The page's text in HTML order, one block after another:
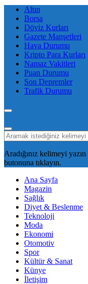
Altın
Borsa
Döviz Kurları
Gazete Manşetleri
Hava Durumu
Kripto Para Kurları
Namaz Vakitleri
Puan Durumu
Son Depremler
Trafik Durumu
Aradığınız kelimeyi
butonuna tıklayın.
Ana Sayfa
Magazin
Sağlık
Diyet & Beslenme
Teknoloji
Moda
Ekonomi
Otomotiv
Spor
Kültür & Sanat
Künye
İletişim